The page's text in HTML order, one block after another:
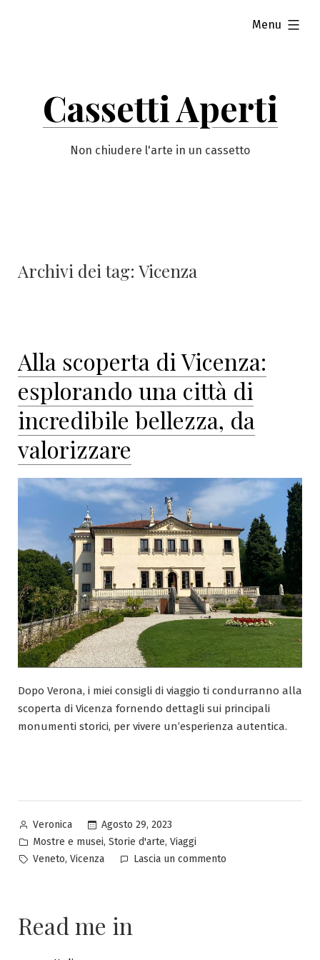
Cassetti Aperti
Non chiudere l'arte in un cassetto
Menu
esteso
Archivi dei tag: Vicenza
Alla scoperta di Vicenza:
esplorando una città di
incredibile bellezza, da
valorizzare
Dopo Verona, i miei consigli di viaggio ti condurranno alla
scoperta di Vicenza fornendo dettagli sui principali
monumenti storici, per vivere un’esperienza autentica.
Pubblicato
da
Veronica
Agosto 29, 2023
Pubblicato
in
Mostre e musei, Storie d'arte, Viaggi
Tag:
Veneto, Vicenza Lascia un commento
Read me in